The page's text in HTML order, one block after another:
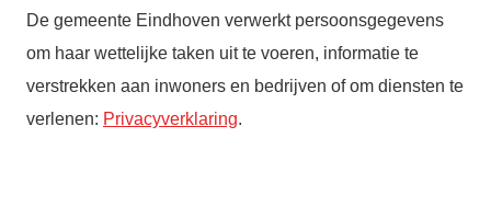
De gemeente Eindhoven verwerkt persoonsgegevens
om haar wettelijke taken uit te voeren, informatie te
verstrekken aan inwoners en bedrijven of om diensten te
verlenen: Privacyverklaring.